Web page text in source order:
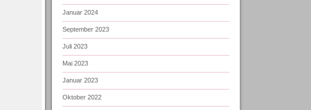
Januar 2024
September 2023
Juli 2023
Mai 2023
Januar 2023
Oktober 2022